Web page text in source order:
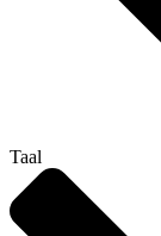
Taal